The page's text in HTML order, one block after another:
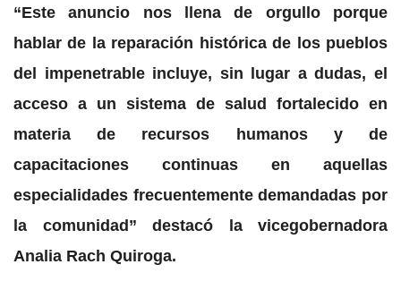
“Este anuncio nos llena de orgullo porque
hablar de la reparación histórica de los pueblos
del impenetrable incluye, sin lugar a dudas, el
acceso a un sistema de salud fortalecido en
materia de recursos humanos y de
capacitaciones continuas en aquellas
especialidades frecuentemente demandadas por
la comunidad” destacó la vicegobernadora
Analia Rach Quiroga.